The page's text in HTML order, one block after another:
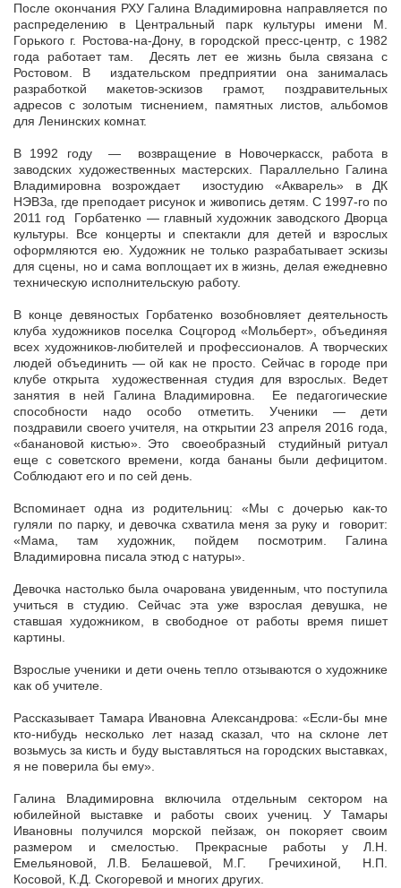
После окончания РХУ Галина Владимировна направляется по
распределению в Центральный парк культуры имени М.
Горького г. Ростова-на-Дону, в городской пресс-центр, с 1982
года работает там. Десять лет ее жизнь была связана с
Ростовом. В издательском предприятии она занималась
разработкой макетов-эскизов грамот, поздравительных
адресов с золотым тиснением, памятных листов, альбомов
для Ленинских комнат.
В 1992 году — возвращение в Новочеркасск, работа в
заводских художественных мастерских. Параллельно Галина
Владимировна возрождает изостудию «Акварель» в ДК
НЭВЗа, где преподает рисунок и живопись детям. С 1997-го по
2011 год Горбатенко — главный художник заводского Дворца
культуры. Все концерты и спектакли для детей и взрослых
оформляются ею. Художник не только разрабатывает эскизы
для сцены, но и сама воплощает их в жизнь, делая ежедневно
техническую исполнительскую работу.
В конце девяностых Горбатенко возобновляет деятельность
клуба художников поселка Соцгород «Мольберт», объединяя
всех художников-любителей и профессионалов. А творческих
людей объединить — ой как не просто. Сейчас в городе при
клубе открыта художественная студия для взрослых. Ведет
занятия в ней Галина Владимировна. Ее педагогические
способности надо особо отметить. Ученики — дети
поздравили своего учителя, на открытии 23 апреля 2016 года,
«банановой кистью». Это своеобразный студийный ритуал
еще с советского времени, когда бананы были дефицитом.
Соблюдают его и по сей день.
Вспоминает одна из родительниц: «Мы с дочерью как-то
гуляли по парку, и девочка схватила меня за руку и говорит:
«Мама, там художник, пойдем посмотрим. Галина
Владимировна писала этюд с натуры».
Девочка настолько была очарована увиденным, что поступила
учиться в студию. Сейчас эта уже взрослая девушка, не
ставшая художником, в свободное от работы время пишет
картины.
Взрослые ученики и дети очень тепло отзываются о художнике
как об учителе.
Рассказывает Тамара Ивановна Александрова: «Если-бы мне
кто-нибудь несколько лет назад сказал, что на склоне лет
возьмусь за кисть и буду выставляться на городских выставках,
я не поверила бы ему».
Галина Владимировна включила отдельным сектором на
юбилейной выставке и работы своих учениц. У Тамары
Ивановны получился морской пейзаж, он покоряет своим
размером и смелостью. Прекрасные работы у Л.Н.
Емельяновой, Л.В. Белашевой, М.Г. Гречихиной, Н.П.
Косовой, К.Д. Скогоревой и многих других.